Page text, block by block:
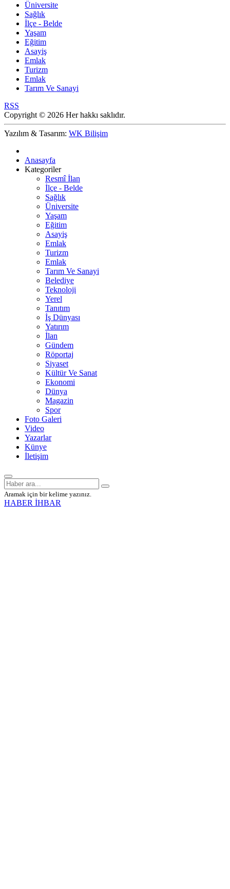
Üniversite
Sağlık
İlçe - Belde
Yaşam
Eğitim
Asayiş
Emlak
Turizm
Emlak
Tarım Ve Sanayi
RSS
Copyright © 2026 Her hakkı saklıdır.
Yazılım & Tasarım: WK Bilişim
Anasayfa
Kategoriler
Resmî İlan
İlçe - Belde
Sağlık
Üniversite
Yaşam
Eğitim
Asayiş
Emlak
Turizm
Emlak
Tarım Ve Sanayi
Belediye
Teknoloji
Yerel
Tanıtım
İş Dünyası
Yatırım
İlan
Gündem
Röportaj
Siyaset
Kültür Ve Sanat
Ekonomi
Dünya
Magazin
Spor
Foto Galeri
Video
Yazarlar
Künye
İletişim
Aramak için bir kelime yazınız.
HABER İHBAR